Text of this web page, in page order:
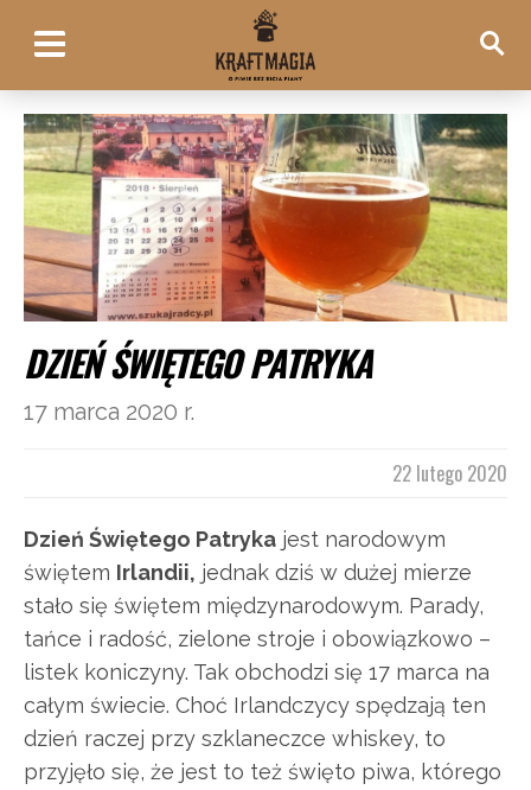
DZIEŃ ŚWIĘTEGO PATRYKA
17 marca 2020 r.
22 lutego 2020
Dzień Świętego Patryka jest narodowym
świętem Irlandii, jednak dziś w dużej mierze
stało się świętem międzynarodowym. Parady,
tańce i radość, zielone stroje i obowiązkowo –
listek koniczyny. Tak obchodzi się 17 marca na
całym świecie. Choć Irlandczycy spędzają ten
dzień raczej przy szklaneczce whiskey, to
przyjęło się, że jest to też święto piwa, którego